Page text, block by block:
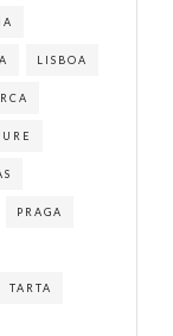
LISBOA
PRAGA
TARTA